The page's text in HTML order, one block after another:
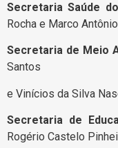
Secretaria Saúde
Rocha e Marco
Secretaria de Meio
Santos
e Vinícios da Silva
Secretaria de
Rogério Castelo